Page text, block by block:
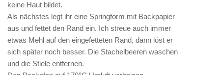
keine Haut bildet.
Als nächstes legt ihr eine Springform mit Backpapier
aus und fettet den Rand ein. Ich streue auch immer
etwas Mehl auf den eingefetteten Rand, dann löst er
sich später noch besser. Die Stachelbeeren waschen
und die Stiele entfernen.